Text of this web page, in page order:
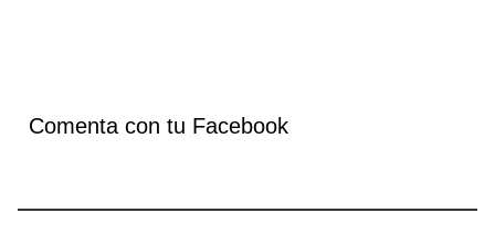
Comenta con tu Facebook